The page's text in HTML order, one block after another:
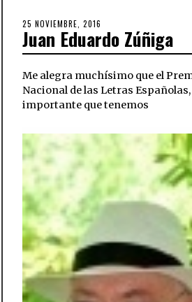
POSTED
ON
25 NOVIEMBRE, 2016
Juan Eduardo Zúñiga
Me alegra muchísimo que el
Nacional de las Letras
importante que tenemos